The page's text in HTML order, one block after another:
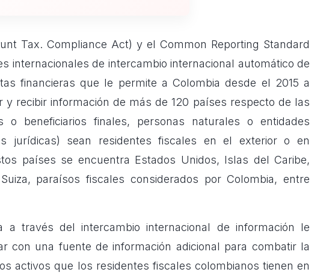
Tax. Compliance Act) y el Common Reporting Standard
internacionales de intercambio internacional automático de
financieras que le permite a Colombia desde el 2015 a
y recibir información de más de 120 países respecto de las
o beneficiarios finales, personas naturales o entidades
jurídicas) sean residentes fiscales en el exterior o en
países se encuentra Estados Unidos, Islas del Caribe,
paraísos fiscales considerados por Colombia, entre
a través del intercambio internacional de información le
con una fuente de información adicional para combatir la
activos que los residentes fiscales colombianos tienen en